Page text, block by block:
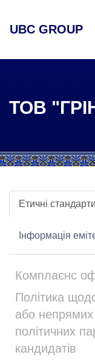
UBC GROUP
ТОВ
Етичні
Інформація
Комплаєнс
Політика
або непрямих
політичних
кандидатів